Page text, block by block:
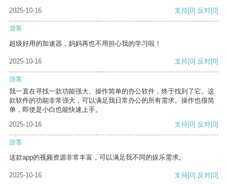
2025-10-16 支持[0] 反对[0]
游客
超级好用的加速器，妈妈再也不用担心我的学习啦！
2025-10-16 支持[0] 反对[0]
游客
我一直在寻找一款功能强大、操作简单的办公软件，终于找到了它。这
款软件的功能非常强大，可以满足我日常办公的所有需求。操作也很简
单，即使是小白也能快速上手。
2025-10-16
支持[0] 反对[0]
游客
这款app的视频资源非常丰富，可以满足我不同的娱乐需求。
2025-10-16 支持[0] 反对[0]